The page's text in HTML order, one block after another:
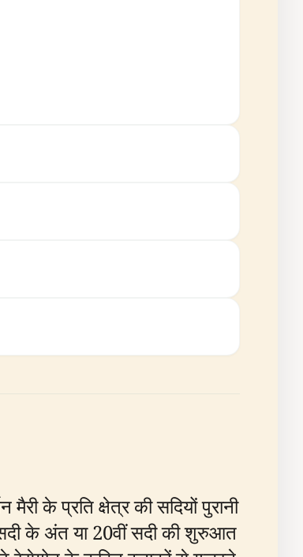
के प्रति क्षेत्र की सदियों पुरानी
के अंत या 20वीं सदी की शुरुआत